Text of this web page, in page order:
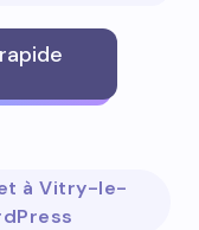
à Vitry-le-